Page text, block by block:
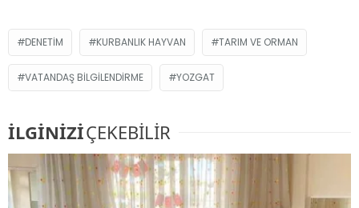
DENETIM KURBANLIK HAYVAN TARIM VE ORMAN
VATANDAŞ BILGILENDIRME YOZGAT
İLGİNİZİÇEKEBİLİR